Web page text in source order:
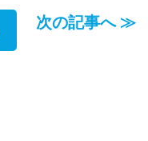
次の記事へ ≫